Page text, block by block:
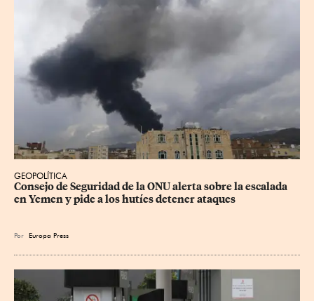
GEOPOLÍTICA
Consejo de Seguridad de la ONU alerta sobre la escalada
en Yemen y pide a los hutíes detener ataques
Por Europa Press